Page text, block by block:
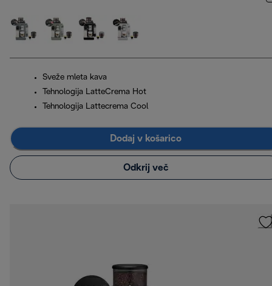
Sveže mleta kava
Tehnologija LatteCrema Hot
Tehnologija Lattecrema Cool
Dodaj v košarico
Odkrij več